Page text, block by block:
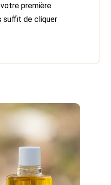
première
suffit de cliquer